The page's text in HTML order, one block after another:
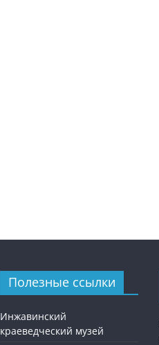
Полезные ссылки
Инжавинский
краеведческий музей